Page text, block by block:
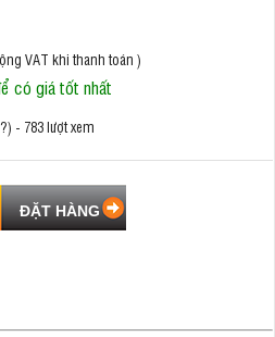
VAT khi thanh toán )
có giá tốt nhất
- 783 lượt xem